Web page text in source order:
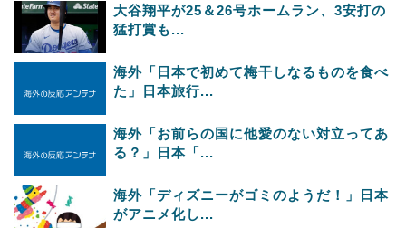
大谷翔平が25＆26号ホームラン、3安打の
猛打賞も...
海外「日本で初めて梅干しなるものを食べ
た」日本旅行...
海外「お前らの国に他愛のない対立ってあ
る？」日本「...
海外「ディズニーがゴミのようだ！」日本
がアニメ化し...